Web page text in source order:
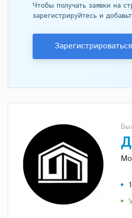
Чтобы получать заявки на
зарегистрируйтесь и
Зарегистрироваться